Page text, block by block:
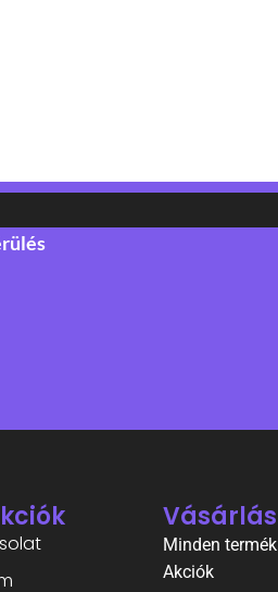
Vásárlás
Minden termék
Akciók